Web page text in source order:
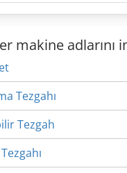
makine adlarını
Tezgahı
Tezgah